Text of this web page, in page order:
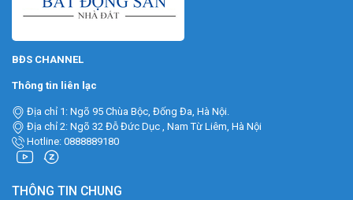
BĐS CHANNEL
Thông tin liên lạc
Địa chỉ 1: Ngõ 95 Chùa Bộc, Đống Đa, Hà Nội.
Địa chỉ 2: Ngõ 32 Đỗ Đức Dục , Nam Từ Liêm, Hà Nội
Hotline: 0888889180
THÔNG TIN CHUNG